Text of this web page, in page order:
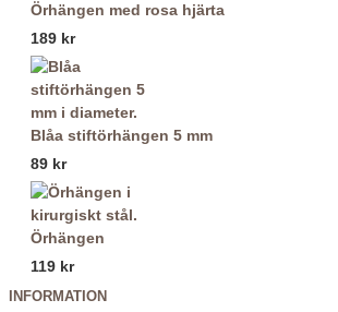
Örhängen med rosa hjärta
189 kr
Blåa stiftörhängen 5 mm
89 kr
Örhängen
119 kr
INFORMATION